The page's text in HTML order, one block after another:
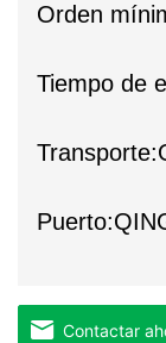
Orden
Tiempo de
Contactar